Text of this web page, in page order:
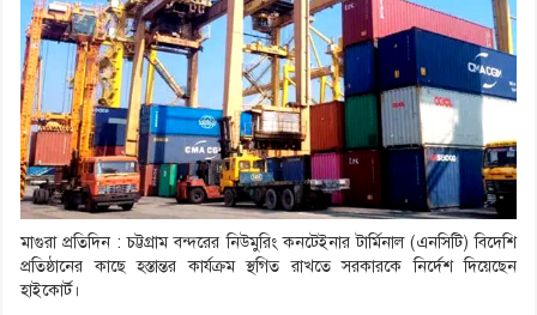
মাগুরা প্রতিদিন : চট্টগ্রাম বন্দরের নিউমুরিং কনটেইনার টার্মিনাল (এনসিটি) বিদেশি
প্রতিষ্ঠানের কাছে হস্তান্তর কার্যক্রম স্থগিত রাখতে সরকারকে নির্দেশ দিয়েছেন
হাইকোর্ট।